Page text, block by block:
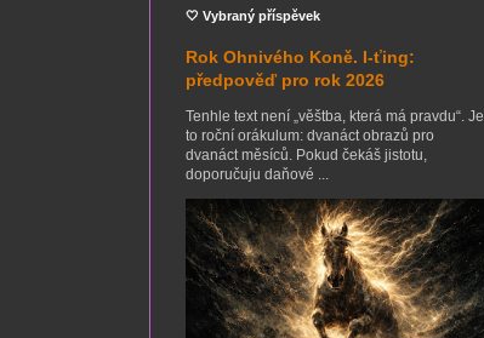
🤍 Vybraný příspěvek
Rok Ohnivého Koně. I-ťing:
předpověď pro rok 2026
Tenhle text není „věštba, která má pravdu“. Je
to roční orákulum: dvanáct obrazů pro
dvanáct měsíců. Pokud čekáš jistotu,
doporučuju daňové ...